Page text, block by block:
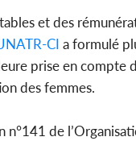
et des
CI a formulé
prise en
des femmes.
de